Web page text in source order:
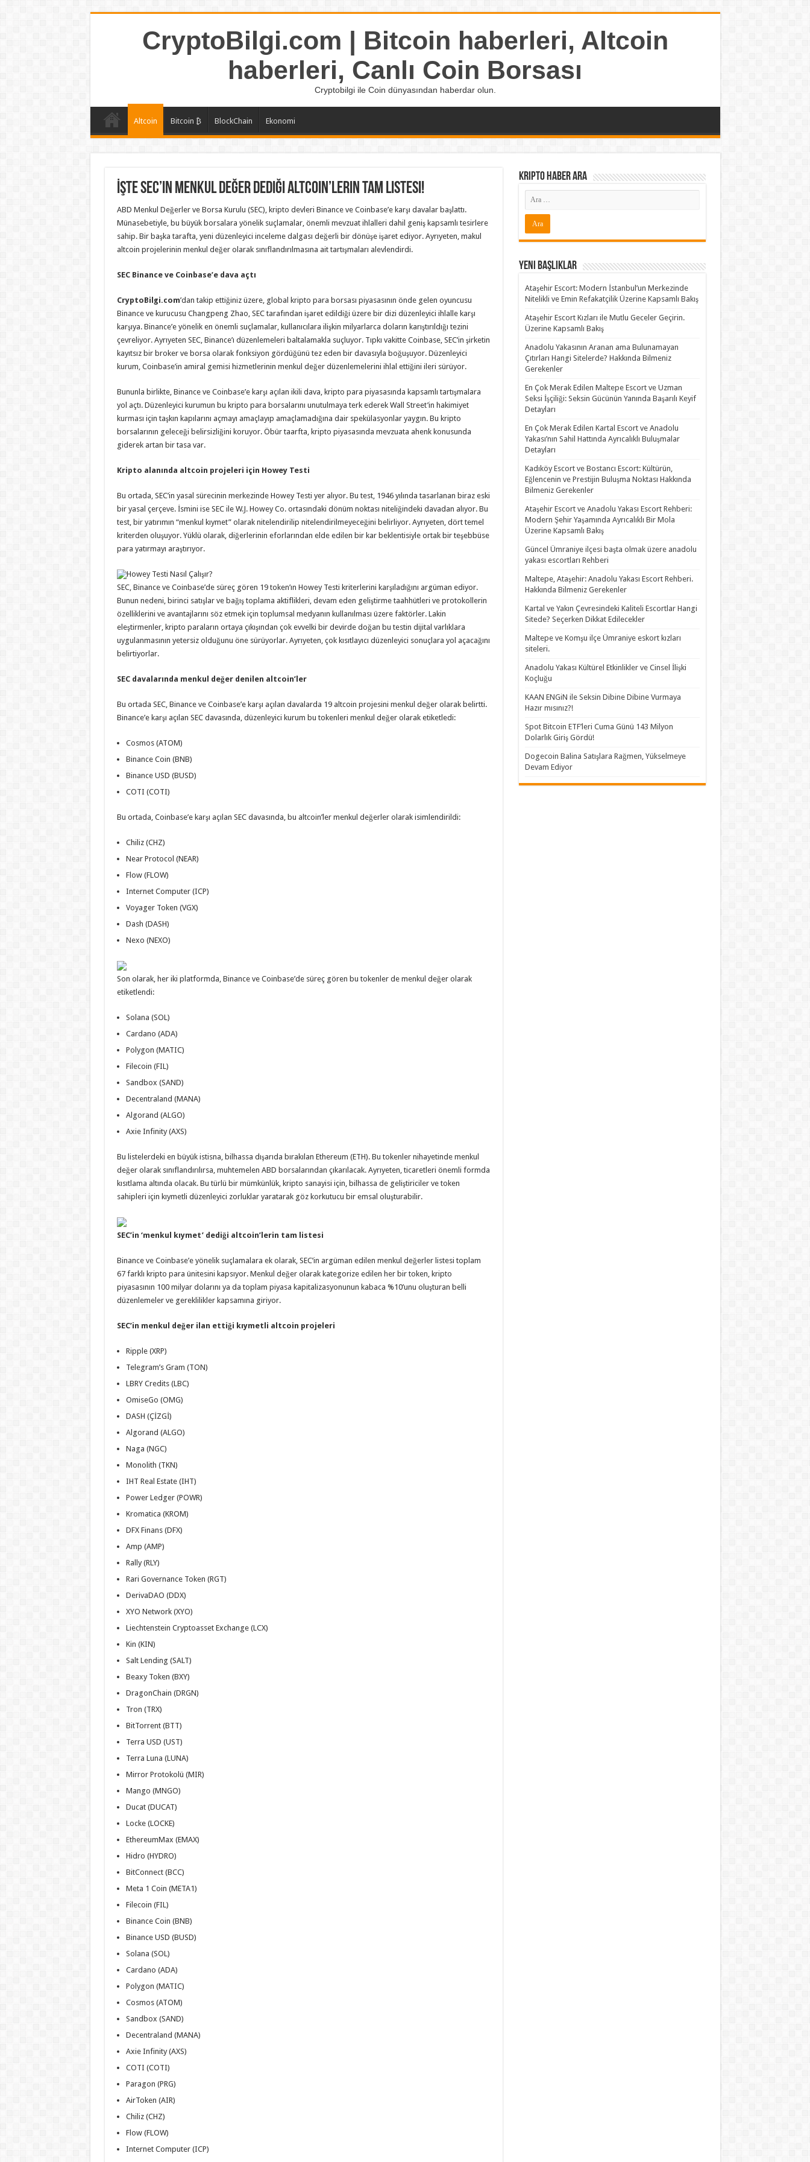
CryptoBilgi.com | Bitcoin haberleri, Altcoin
haberleri, Canlı Coin Borsası
Cryptobilgi ile Coin dünyasından haberdar olun.
Altcoin Bitcoin ₿ BlockChain Ekonomi
İşte SEC’in Menkul Değer Dediği Altcoin’lerin Tam Listesi!
ABD Menkul Değerler ve Borsa Kurulu (SEC), kripto devleri Binance ve Coinbase’e karşı davalar başlattı.
Münasebetiyle, bu büyük borsalara yönelik suçlamalar, önemli mevzuat ihlalleri dahil geniş kapsamlı tesirlere
sahip. Bir başka tarafta, yeni düzenleyici inceleme dalgası değerli bir dönüşe işaret ediyor. Ayrıyeten, makul
altcoin projelerinin menkul değer olarak sınıflandırılmasına ait tartışmaları alevlendirdi.
SEC Binance ve Coinbase’e dava açtı
CryptoBilgi.com’dan takip ettiğiniz üzere, global kripto para borsası piyasasının önde gelen oyuncusu
Binance ve kurucusu Changpeng Zhao, SEC tarafından işaret edildiği üzere bir dizi düzenleyici ihlalle karşı
karşıya. Binance’e yönelik en önemli suçlamalar, kullanıcılara ilişkin milyarlarca doların karıştırıldığı tezini
çevreliyor. Ayrıyeten SEC, Binance’ı düzenlemeleri baltalamakla suçluyor. Tıpkı vakitte Coinbase, SEC’in şirketin
kayıtsız bir broker ve borsa olarak fonksiyon gördüğünü tez eden bir davasıyla boğuşuyor. Düzenleyici
kurum, Coinbase’in amiral gemisi hizmetlerinin menkul değer düzenlemelerini ihlal ettiğini ileri sürüyor.
Bununla birlikte, Binance ve Coinbase’e karşı açılan ikili dava, kripto para piyasasında kapsamlı tartışmalara
yol açtı. Düzenleyici kurumun bu kripto para borsalarını unutulmaya terk ederek Wall Street’in hakimiyet
kurması için taşkın kapılarını açmayı amaçlayıp amaçlamadığına dair spekülasyonlar yaygın. Bu kripto
borsalarının geleceği belirsizliğini koruyor. Öbür taarfta, kripto piyasasında mevzuata ahenk konusunda
giderek artan bir tasa var.
Kripto alanında altcoin projeleri için Howey Testi
Bu ortada, SEC’in yasal sürecinin merkezinde Howey Testi yer alıyor. Bu test, 1946 yılında tasarlanan biraz eski
bir yasal çerçeve. İsmini ise SEC ile W.J. Howey Co. ortasındaki dönüm noktası niteliğindeki davadan alıyor. Bu
test, bir yatırımın “menkul kıymet” olarak nitelendirilip nitelendirilmeyeceğini belirliyor. Ayrıyeten, dört temel
kriterden oluşuyor. Yüklü olarak, diğerlerinin eforlarından elde edilen bir kar beklentisiyle ortak bir teşebbüse
para yatırmayı araştırıyor.
Howey Testi Nasıl Çalışır?
SEC, Binance ve Coinbase’de süreç gören 19 token’ın Howey Testi kriterlerini karşıladığını argüman ediyor.
Bunun nedeni, birinci satışlar ve bağış toplama aktiflikleri, devam eden geliştirme taahhütleri ve protokollerin
özelliklerini ve avantajlarını söz etmek için toplumsal medyanın kullanılması üzere faktörler. Lakin
eleştirmenler, kripto paraların ortaya çıkışından çok evvelki bir devirde doğan bu testin dijital varlıklara
uygulanmasının yetersiz olduğunu öne sürüyorlar. Ayrıyeten, çok kısıtlayıcı düzenleyici sonuçlara yol açacağını
belirtiyorlar.
SEC davalarında menkul değer denilen altcoin’ler
Bu ortada SEC, Binance ve Coinbase’e karşı açılan davalarda 19 altcoin projesini menkul değer olarak belirtti.
Binance’e karşı açılan SEC davasında, düzenleyici kurum bu tokenleri menkul değer olarak etiketledi:
Cosmos (ATOM)
Binance Coin (BNB)
Binance USD (BUSD)
COTI (COTI)
Bu ortada, Coinbase’e karşı açılan SEC davasında, bu altcoin’ler menkul değerler olarak isimlendirildi:
Chiliz (CHZ)
Near Protocol (NEAR)
Flow (FLOW)
Internet Computer (ICP)
Voyager Token (VGX)
Dash (DASH)
Nexo (NEXO)
Son olarak, her iki platformda, Binance ve Coinbase’de süreç gören bu tokenler de menkul değer olarak
etiketlendi:
Solana (SOL)
Cardano (ADA)
Polygon (MATIC)
Filecoin (FIL)
Sandbox (SAND)
Decentraland (MANA)
Algorand (ALGO)
Axie Infinity (AXS)
Bu listelerdeki en büyük istisna, bilhassa dışarıda bırakılan Ethereum (ETH). Bu tokenler nihayetinde menkul
değer olarak sınıflandırılırsa, muhtemelen ABD borsalarından çıkarılacak. Ayrıyeten, ticaretleri önemli formda
kısıtlama altında olacak. Bu türlü bir mümkünlük, kripto sanayisi için, bilhassa de geliştiriciler ve token
sahipleri için kıymetli düzenleyici zorluklar yaratarak göz korkutucu bir emsal oluşturabilir.
SEC’in ‘menkul kıymet’ dediği altcoin’lerin tam listesi
Binance ve Coinbase’e yönelik suçlamalara ek olarak, SEC’in argüman edilen menkul değerler listesi toplam
67 farklı kripto para ünitesini kapsıyor. Menkul değer olarak kategorize edilen her bir token, kripto
piyasasının 100 milyar dolarını ya da toplam piyasa kapitalizasyonunun kabaca %10’unu oluşturan belli
düzenlemeler ve gereklilikler kapsamına giriyor.
SEC’in menkul değer ilan ettiği kıymetli altcoin projeleri
Ripple (XRP)
Telegram’s Gram (TON)
LBRY Credits (LBC)
OmiseGo (OMG)
DASH (ÇİZGİ)
Algorand (ALGO)
Naga (NGC)
Monolith (TKN)
IHT Real Estate (IHT)
Power Ledger (POWR)
Kromatica (KROM)
DFX Finans (DFX)
Amp (AMP)
Rally (RLY)
Rari Governance Token (RGT)
DerivaDAO (DDX)
XYO Network (XYO)
Liechtenstein Cryptoasset Exchange (LCX)
Kin (KIN)
Salt Lending (SALT)
Beaxy Token (BXY)
DragonChain (DRGN)
Tron (TRX)
BitTorrent (BTT)
Terra USD (UST)
Terra Luna (LUNA)
Mirror Protokolü (MIR)
Mango (MNGO)
Ducat (DUCAT)
Locke (LOCKE)
EthereumMax (EMAX)
Hidro (HYDRO)
BitConnect (BCC)
Meta 1 Coin (META1)
Filecoin (FIL)
Binance Coin (BNB)
Binance USD (BUSD)
Solana (SOL)
Cardano (ADA)
Polygon (MATIC)
Cosmos (ATOM)
Sandbox (SAND)
Decentraland (MANA)
Axie Infinity (AXS)
COTI (COTI)
Paragon (PRG)
AirToken (AIR)
Chiliz (CHZ)
Flow (FLOW)
Internet Computer (ICP)
Kripto Haber ARA
Yeni Başlıklar
Ataşehir Escort: Modern İstanbul’un Merkezinde
Nitelikli ve Emin Refakatçilik Üzerine Kapsamlı Bakış
Ataşehir Escort Kızları ile Mutlu Geceler Geçirin.
Üzerine Kapsamlı Bakış
Anadolu Yakasının Aranan ama Bulunamayan
Çıtırları Hangi Sitelerde? Hakkında Bilmeniz
Gerekenler
En Çok Merak Edilen Maltepe Escort ve Uzman
Seksi İşçiliği: Seksin Gücünün Yanında Başarılı Keyif
Detayları
En Çok Merak Edilen Kartal Escort ve Anadolu
Yakası’nın Sahil Hattında Ayrıcalıklı Buluşmalar
Detayları
Kadıköy Escort ve Bostancı Escort: Kültürün,
Eğlencenin ve Prestijin Buluşma Noktası Hakkında
Bilmeniz Gerekenler
Ataşehir Escort ve Anadolu Yakası Escort Rehberi:
Modern Şehir Yaşamında Ayrıcalıklı Bir Mola
Üzerine Kapsamlı Bakış
Güncel Ümraniye ilçesi başta olmak üzere anadolu
yakası escortları Rehberi
Maltepe, Ataşehir: Anadolu Yakası Escort Rehberi.
Hakkında Bilmeniz Gerekenler
Kartal ve Yakın Çevresindeki Kaliteli Escortlar Hangi
Sitede? Seçerken Dikkat Edilecekler
Maltepe ve Komşu ilçe Ümraniye eskort kızları
siteleri.
Anadolu Yakası Kültürel Etkinlikler ve Cinsel İlişki
Koçluğu
KAAN ENGiN ile Seksin Dibine Dibine Vurmaya
Hazır mısınız?!
Spot Bitcoin ETF’leri Cuma Günü 143 Milyon
Dolarlık Giriş Gördü!
Dogecoin Balina Satışlara Rağmen, Yükselmeye
Devam Ediyor